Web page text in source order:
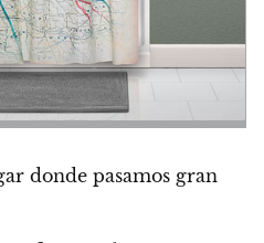
donde pasamos gran